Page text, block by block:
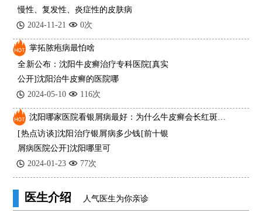
慢性、复发性、炎症性的皮肤病
2024-11-21
0次
掌拓脓疱病最怕啥
全新公布：沈阳牛皮癣治疗专科医院[真实
公开]沈阳治牛皮癣的医院哪
2024-05-10
116次
[热点访谈]沈阳治疗银屑病多少钱[前十银
屑病医院公开]沈阳哪里可
2024-01-23
77次
医生介绍 人气医生为你亲诊